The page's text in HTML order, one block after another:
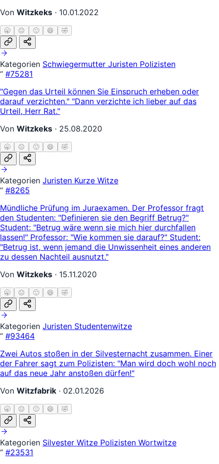
Von Witzkeks · 10.01.2022
🥱 😐 🙂 😄 🤣
Kategorien Schwiegermutter Juristen Polizisten
“ #75281
"Gegen das Urteil können Sie Einspruch erheben oder
darauf verzichten." "Dann verzichte ich lieber auf das
Urteil, Herr Rat."
Von Witzkeks · 25.08.2020
🥱 😐 🙂 😄 🤣
Kategorien Juristen Kurze Witze
“ #8265
Mündliche Prüfung im Juraexamen. Der Professor fragt
den Studenten: "Definieren sie den Begriff Betrug?"
Student: "Betrug wäre wenn sie mich hier durchfallen
lassen!" Professor: "Wie kommen sie darauf?" Student:
"Betrug ist, wenn jemand die Unwissenheit eines anderen
zu dessen Nachteil ausnutzt."
Von Witzkeks · 15.11.2020
🥱 😐 🙂 😄 🤣
Kategorien Juristen Studentenwitze
“ #93464
Zwei Autos stoßen in der Silvesternacht zusammen. Einer
der Fahrer sagt zum Polizisten: "Man wird doch wohl noch
auf das neue Jahr anstoßen dürfen!"
Von Witzfabrik · 02.01.2026
🥱 😐 🙂 😄 🤣
Kategorien Silvester Witze Polizisten Wortwitze
“ #23531